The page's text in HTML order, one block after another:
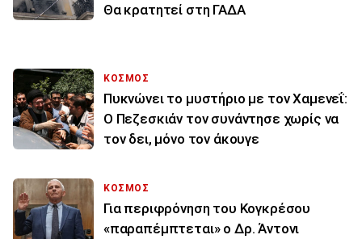
Θα κρατητεί στη ΓΑΔΑ
ΚΟΣΜΟΣ
Πυκνώνει το μυστήριο με τον Χαμενεΐ:
Ο Πεζεσκιάν τον συνάντησε χωρίς να
τον δει, μόνο τον άκουγε
ΚΟΣΜΟΣ
Για περιφρόνηση του Κογκρέσου
«παραπέμπτεται» ο Δρ. Άντονι